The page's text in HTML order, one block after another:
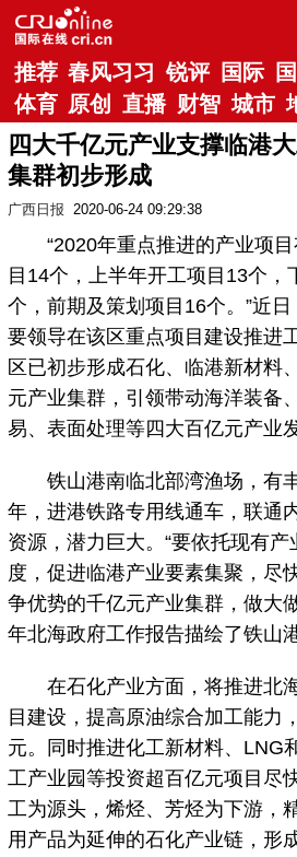
推荐 春风习习 锐评 国际
体育 原创 直播 财智 城市
四大千亿元产业支撑临港
集群初步形成
广西日报 2020-06-24 09:29:38
“2020年重点推进的产业项目
目14个，上半年开工项目13个，
个，前期及策划项目16个。”近
要领导在该区重点项目建设推进
区已初步形成石化、临港新材料
元产业集群，引领带动海洋装备
易、表面处理等四大百亿元产业
铁山港南临北部湾渔场，有
年，进港铁路专用线通车，联通
资源，潜力巨大。“要依托现有
度，促进临港产业要素集聚，尽
争优势的千亿元产业集群，做大
年北海政府工作报告描绘了铁山
在石化产业方面，将推进北
目建设，提高原油综合加工能力
元。同时推进化工新材料、LNG
工产业园等投资超百亿元项目尽
工为源头，烯烃、芳烃为下游，
用产品为延伸的石化产业链，形